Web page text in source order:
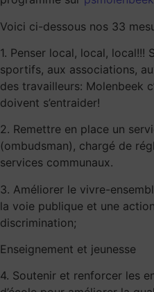
Voici ci-dessous nos 33
1. Penser local, local, local!!!
sportifs, aux associations,
des travailleurs: Molenbeek
doivent s’entraider!
2. Remettre en place un
(ombudsman), chargé de
services communaux.
3. Améliorer le vivre-
la voie publique et une
discrimination;
Enseignement et jeunesse
4. Soutenir et renforcer les